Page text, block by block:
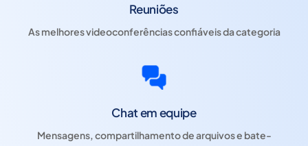
Reuniões
As melhores videoconferências confiáveis ​​da categoria
Chat em equipe
Mensagens, compartilhamento de arquivos e bate-